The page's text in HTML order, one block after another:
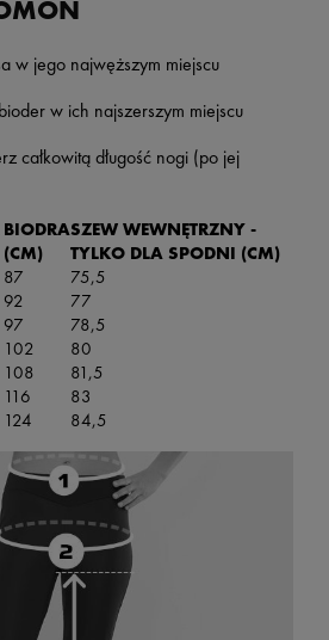
w jego najwęższym miejscu
w ich najszerszym miejscu
całkowitą długość nogi (po jej
BIODRA
(CM)
SZEW WEWNĘTRZNY -
TYLKO DLA SPODNI (CM)
87
75,5
92
77
97
78,5
102
80
108
81,5
116
83
124 84,5